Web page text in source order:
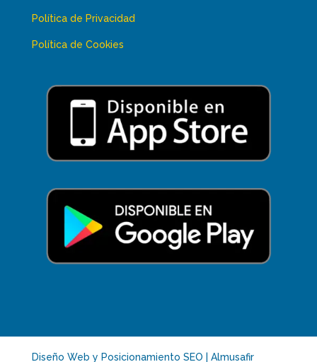
Política de Privacidad
Política de Cookies
Diseño Web y Posicionamiento SEO | Almusafir